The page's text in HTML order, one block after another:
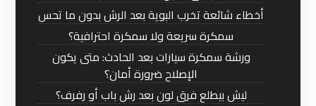
أخطاء شائعة تخرب البوية بعد الرش بدون ما تحس
سمكرة سريعة ولا سمكرة احترافية؟
ورشة سمكرة سيارات بعد الحادث: متى يكون
الإصلاح ضرورة أمان؟
ليش بيطلع فرق لون بعد رش باب أو رفرف؟